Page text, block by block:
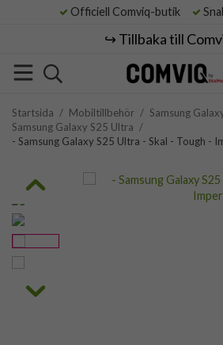
Officiell Comviq-butik
↪️ Tillbaka till
Startsida / Mobiltillbehör / Samsung
Samsung Galaxy S25 Ultra /
- Samsung Galaxy S25 Ultra - Skal - Tough -